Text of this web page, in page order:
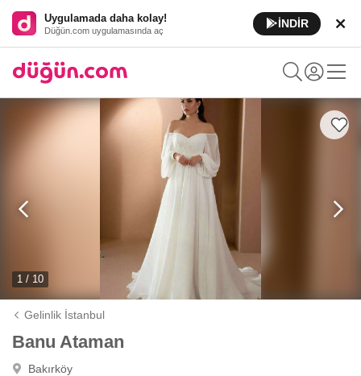
Uygulamada daha kolay!
Düğün.com uygulamasında aç
İNDİR
1 / 10
Gelinlik İstanbul
Banu Ataman
Bakırköy